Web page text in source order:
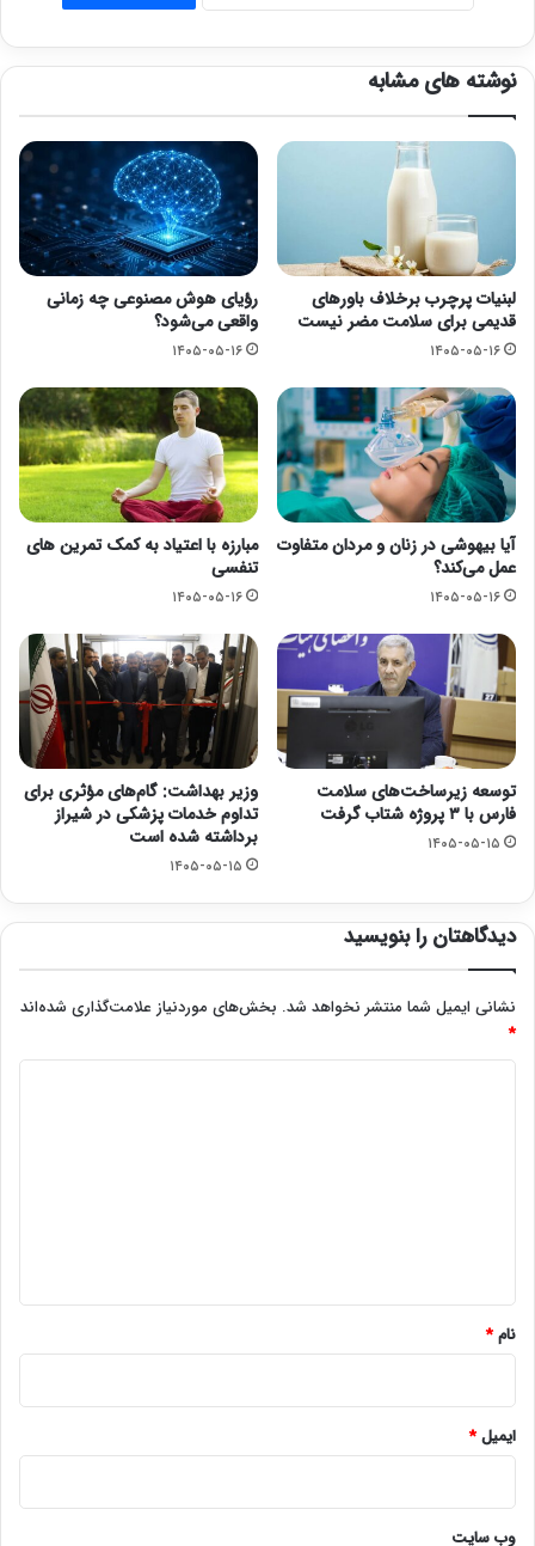
نوشته های مشابه
لبنیات پرچرب برخلاف باورهای
قدیمی برای سلامت مضر نیست
۱۴۰۵-۰۵-۱۶
رؤیای هوش مصنوعی چه زمانی
واقعی می‌شود؟
۱۴۰۵-۰۵-۱۶
آیا بیهوشی در زنان و مردان متفاوت
عمل می‌کند؟
۱۴۰۵-۰۵-۱۶
مبارزه با اعتیاد به کمک تمرین های
تنفسی
۱۴۰۵-۰۵-۱۶
توسعه زیرساخت‌های سلامت
فارس با ۳ پروژه شتاب گرفت
۱۴۰۵-۰۵-۱۵
وزیر بهداشت: گام‌های مؤثری برای
تداوم خدمات پزشکی در شیراز
برداشته شده است
۱۴۰۵-۰۵-۱۵
دیدگاهتان را بنویسید
نشانی ایمیل شما منتشر نخواهد شد. بخش‌های موردنیاز علامت‌گذاری شده‌اند
*
نام*
ایمیل*
وب‌ سایت